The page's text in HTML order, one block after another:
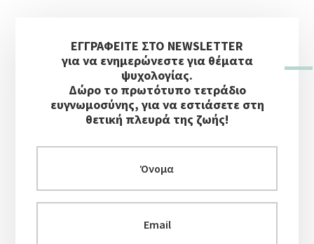
ΠλευρικήΕΓΓΡΑΦΕΙΤΕ ΣΤΟ NEWSLETTER
για να ενημερώνεστε για θέματα
ψυχολογίας.
Δώρο το πρωτότυπο τετράδιο
ευγνωμοσύνης, για να εστιάσετε στη
θετική πλευρά της ζωής!